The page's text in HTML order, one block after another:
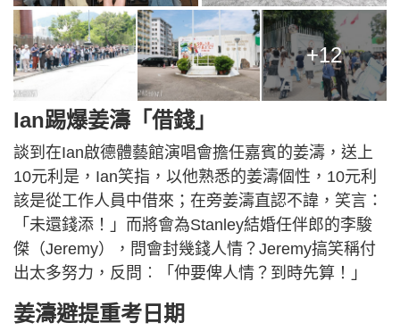
+12
Ian踢爆姜濤「借錢」
談到在Ian啟德體藝館演唱會擔任嘉賓的姜濤，送上
10元利是，Ian笑指，以他熟悉的姜濤個性，10元利
該是從工作人員中借來；在旁姜濤直認不諱，笑言：
「未還錢添！」而將會為Stanley結婚任伴郎的李駿
傑（Jeremy），問會封幾錢人情？Jeremy搞笑稱付
出太多努力，反問︰「仲要俾人情？到時先算！」
姜濤避提重考日期